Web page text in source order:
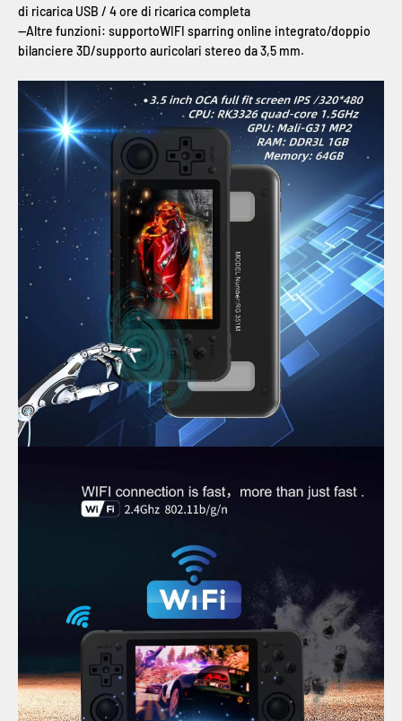
di ricarica USB / 4 ore di ricarica completa
--Altre funzioni: supportoWIFI sparring online integrato/doppio
bilanciere 3D/supporto auricolari stereo da 3,5 mm.